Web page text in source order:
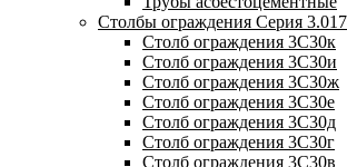
Столбы ограждения Серия
Столб ограждения 3С30к
Столб ограждения 3С30и
Столб ограждения 3С30ж
Столб ограждения 3С30е
Столб ограждения 3С30д
Столб ограждения 3С30г
Столб ограждения 3С30в